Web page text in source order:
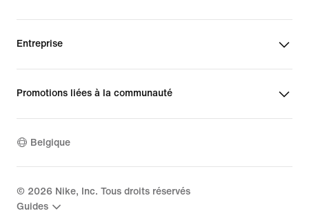
Entreprise
Promotions liées à la communauté
Belgique
© 2026 Nike, Inc. Tous droits réservés
Guides